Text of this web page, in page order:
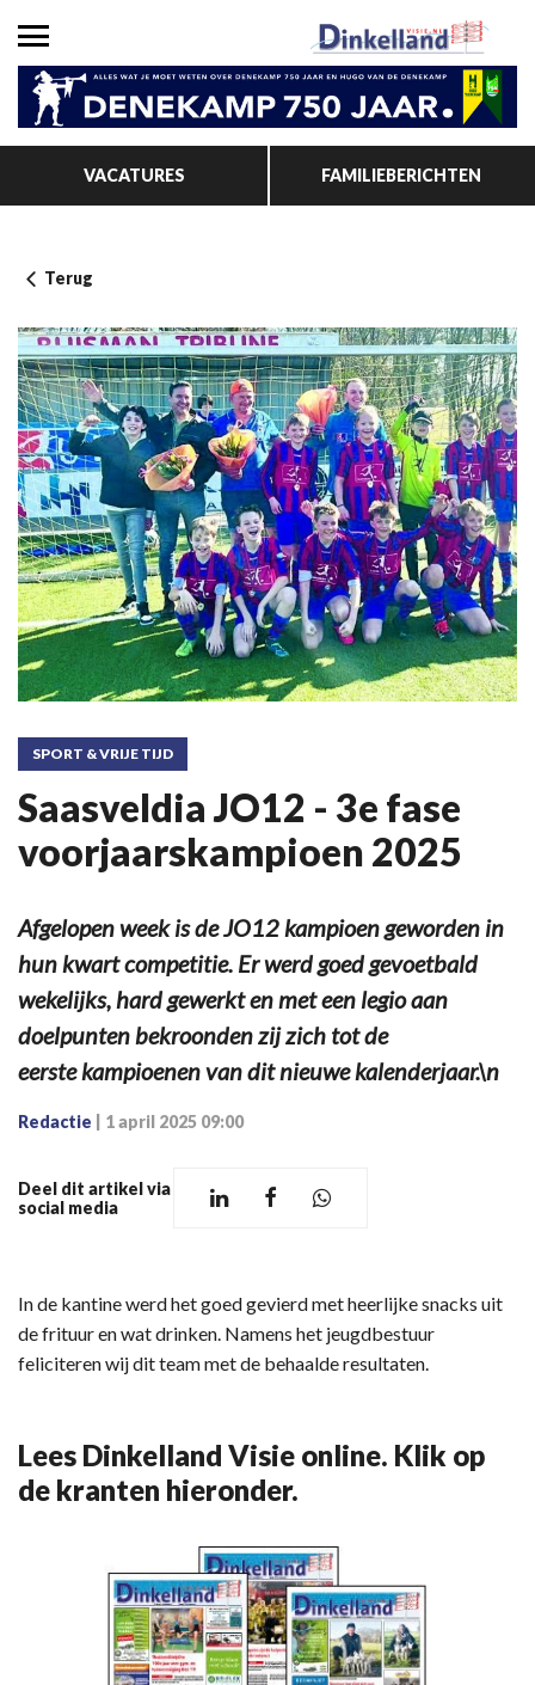
VACATURES FAMILIEBERICHTEN
Terug
SPORT & VRIJE TIJD
Saasveldia JO12 - 3e fase
voorjaarskampioen 2025
Afgelopen week is de JO12 kampioen geworden in
hun kwart competitie. Er werd goed gevoetbald
wekelijks, hard gewerkt en met een legio aan
doelpunten bekroonden zij zich tot de
eerste kampioenen van dit nieuwe kalenderjaar.\n
Redactie 1 april 2025 09:00
Deel dit artikel via
social media
In de kantine werd het goed gevierd met heerlijke snacks uit
de frituur en wat drinken. Namens het jeugdbestuur
feliciteren wij dit team met de behaalde resultaten.
Lees Dinkelland Visie online. Klik op
de kranten hieronder.